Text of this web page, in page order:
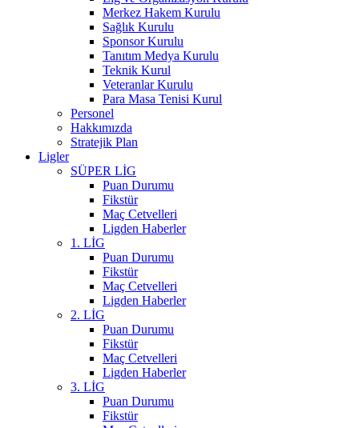
Merkez Hakem Kurulu
Sağlık Kurulu
Sponsor Kurulu
Tanıtım Medya Kurulu
Teknik Kurul
Veteranlar Kurulu
Para Masa Tenisi Kurul
Personel
Hakkımızda
Stratejik Plan
Ligler
SÜPER LİG
Puan Durumu
Fikstür
Maç Cetvelleri
Ligden Haberler
1. LİG
Puan Durumu
Fikstür
Maç Cetvelleri
Ligden Haberler
2. LİG
Puan Durumu
Fikstür
Maç Cetvelleri
Ligden Haberler
3. LİG
Puan Durumu
Fikstür